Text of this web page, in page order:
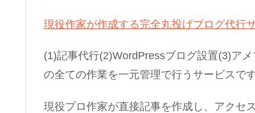
現役作家が作成する完全丸投げブログ代行
(1)記事代行(2)WordPressブログ設置(3)ア
の全ての作業を一元管理で行うサービスです
現役プロ作家が直接記事を作成し、アクセ